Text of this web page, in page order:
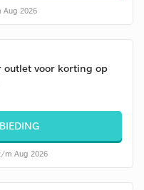
2026
outlet voor korting op
m Aug 2026